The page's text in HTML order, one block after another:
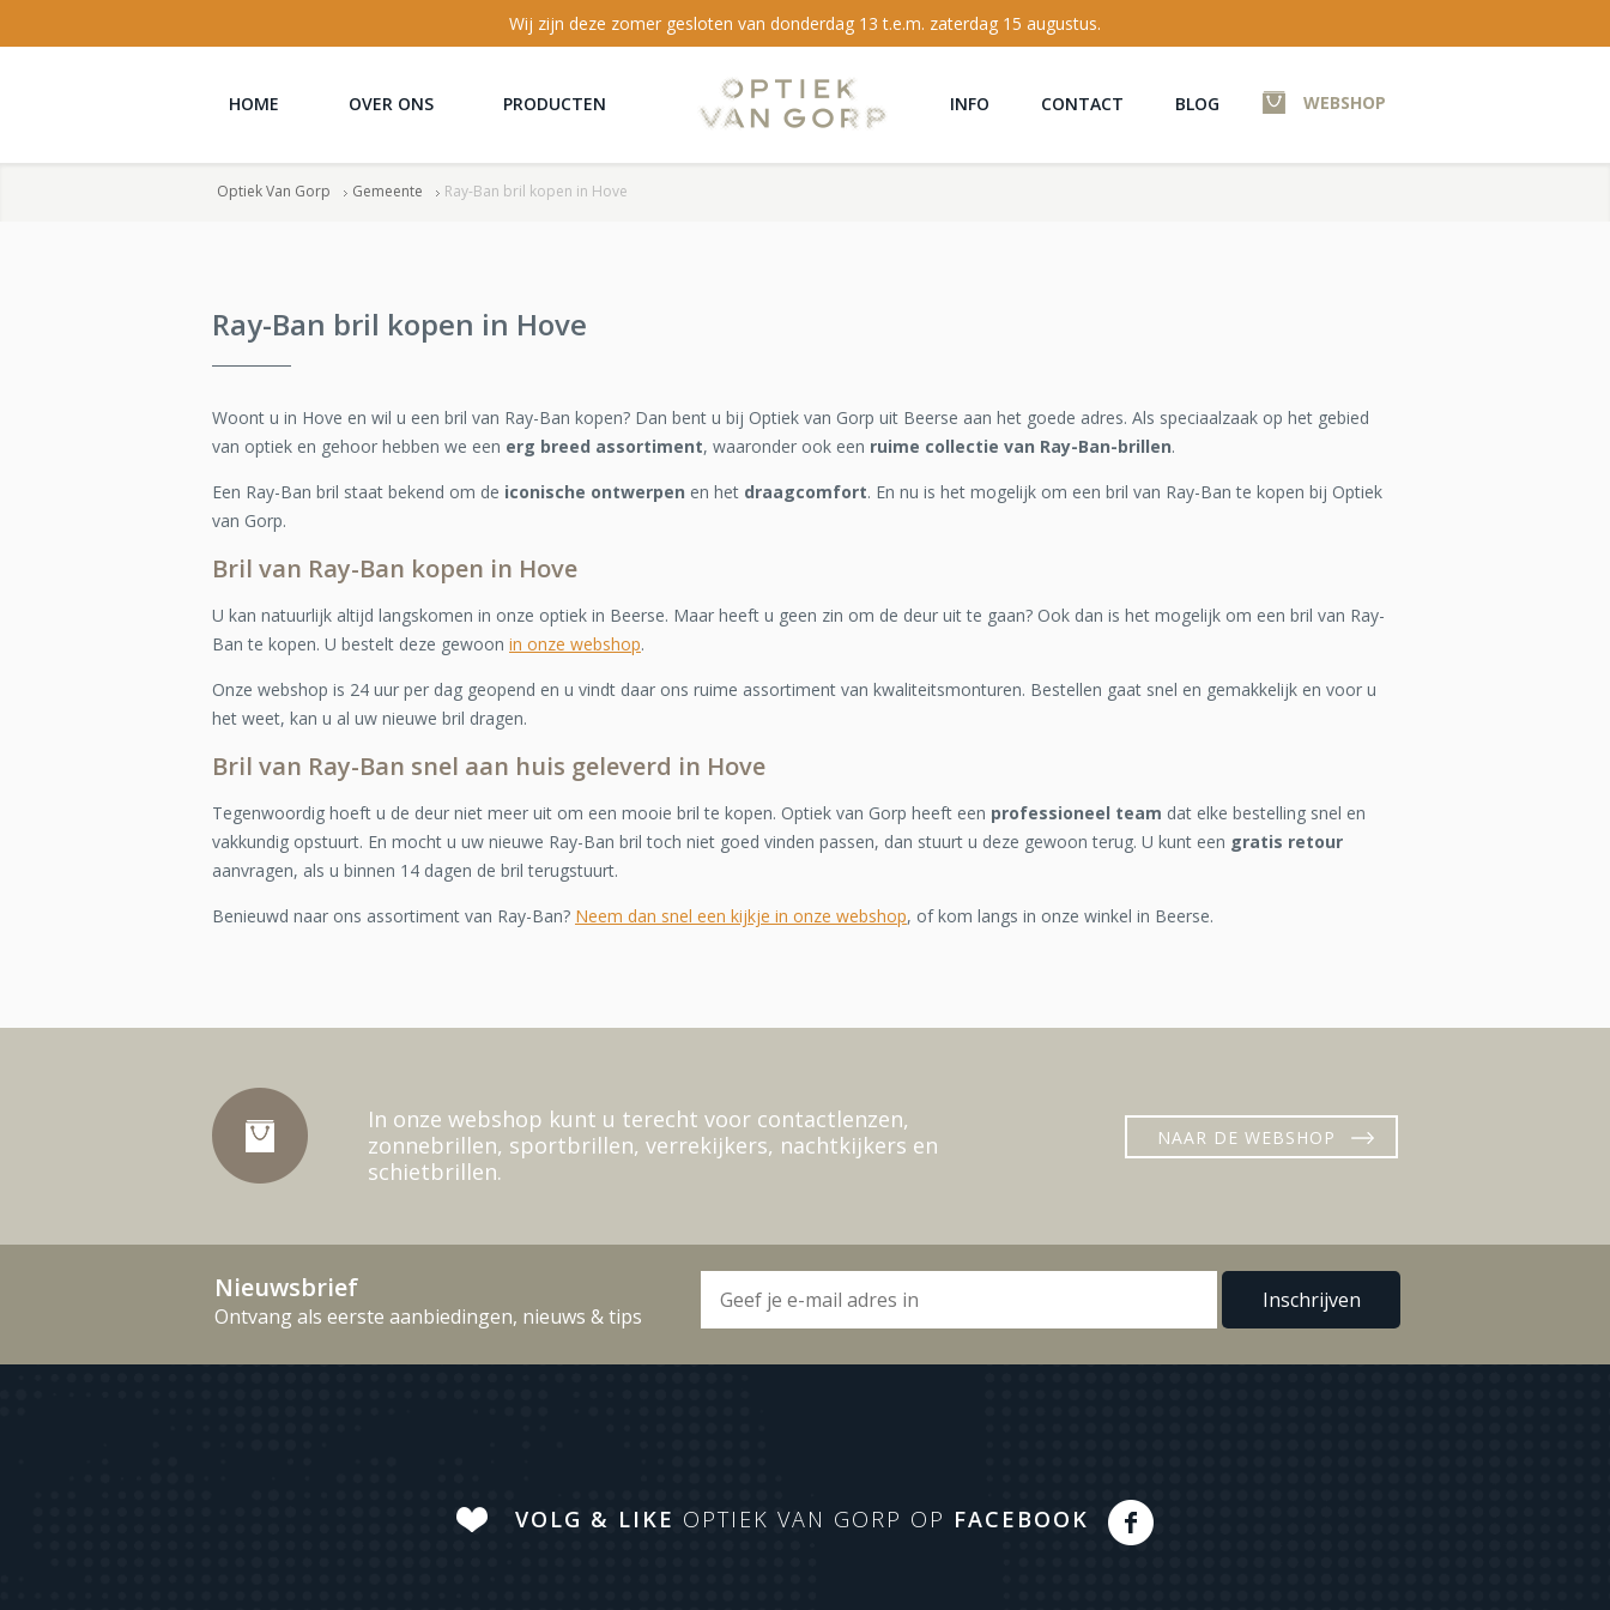
Wij zijn deze zomer gesloten van donderdag 13 t.e.m. zaterdag 15 augustus.
WEBSHOP
HOME OVER ONS PRODUCTEN INFO CONTACT BLOG
Optiek Van Gorp Gemeente Ray-Ban bril kopen in Hove
Ray-Ban bril kopen in Hove
Woont u in Hove en wil u een bril van Ray-Ban kopen? Dan bent u bij Optiek van Gorp uit Beerse aan het goede adres. Als speciaalzaak op het gebied
van optiek en gehoor hebben we een erg breed assortiment, waaronder ook een ruime collectie van Ray-Ban-brillen.
Een Ray-Ban bril staat bekend om de iconische ontwerpen en het draagcomfort. En nu is het mogelijk om een bril van Ray-Ban te kopen bij Optiek
van Gorp.
Bril van Ray-Ban kopen in Hove
U kan natuurlijk altijd langskomen in onze optiek in Beerse. Maar heeft u geen zin om de deur uit te gaan? Ook dan is het mogelijk om een bril van Ray-
Ban te kopen. U bestelt deze gewoon in onze webshop.
Onze webshop is 24 uur per dag geopend en u vindt daar ons ruime assortiment van kwaliteitsmonturen. Bestellen gaat snel en gemakkelijk en voor u
het weet, kan u al uw nieuwe bril dragen.
Bril van Ray-Ban snel aan huis geleverd in Hove
Tegenwoordig hoeft u de deur niet meer uit om een mooie bril te kopen. Optiek van Gorp heeft een professioneel team dat elke bestelling snel en
vakkundig opstuurt. En mocht u uw nieuwe Ray-Ban bril toch niet goed vinden passen, dan stuurt u deze gewoon terug. U kunt een gratis retour
aanvragen, als u binnen 14 dagen de bril terugstuurt.
Benieuwd naar ons assortiment van Ray-Ban? Neem dan snel een kijkje in onze webshop, of kom langs in onze winkel in Beerse.
In onze webshop kunt u terecht voor contactlenzen,
zonnebrillen, sportbrillen, verrekijkers, nachtkijkers en
schietbrillen.
NAAR DE WEBSHOP
Nieuwsbrief
Ontvang als eerste aanbiedingen, nieuws & tips
VOLG & LIKE OPTIEK VAN GORP OP FACEBOOK